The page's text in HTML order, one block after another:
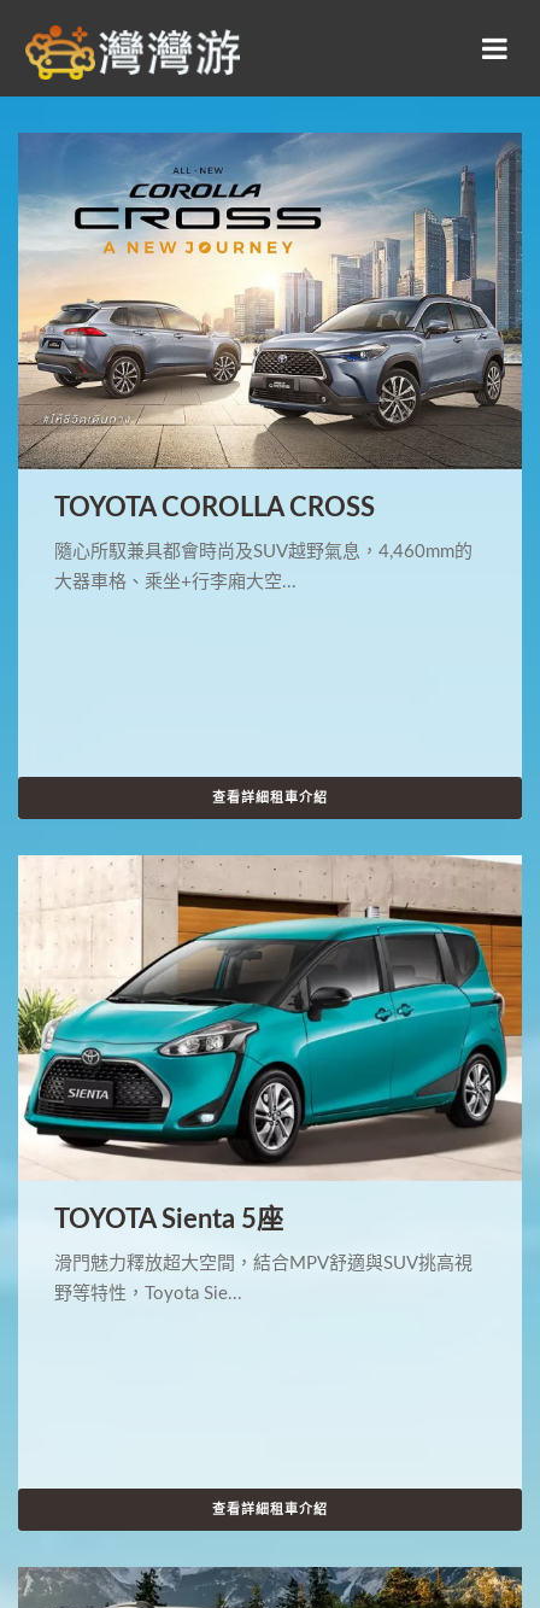
TOYOTA COROLLA CROSS
隨心所馭兼具都會時尚及SUV越野氣息，4,460mm的
大器車格、乘坐+行李廂大空...
查看詳細租車介紹
TOYOTA Sienta 5座
滑門魅力釋放超大空間，結合MPV舒適與SUV挑高視
野等特性，Toyota Sie...
查看詳細租車介紹